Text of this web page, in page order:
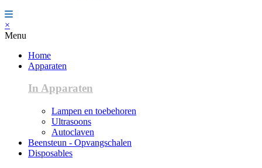
×
Menu
Home
Apparaten
In Apparaten
Lampen en toebehoren
Ultrasoons
Autoclaven
Beensteun - Opvangschalen
Disposables